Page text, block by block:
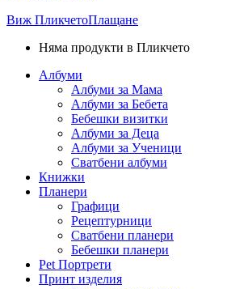
Виж ПликчетоПлащане
Няма продукти в Пликчето
Албуми
Албуми за Мама
Албуми за Бебета
Бебешки визитки
Албуми за Деца
Албуми за Ученици
Сватбени албуми
Книжки
Планери
Графици
Рецептурници
Сватбени планери
Бебешки планери
Pet Портрети
Принт изделия